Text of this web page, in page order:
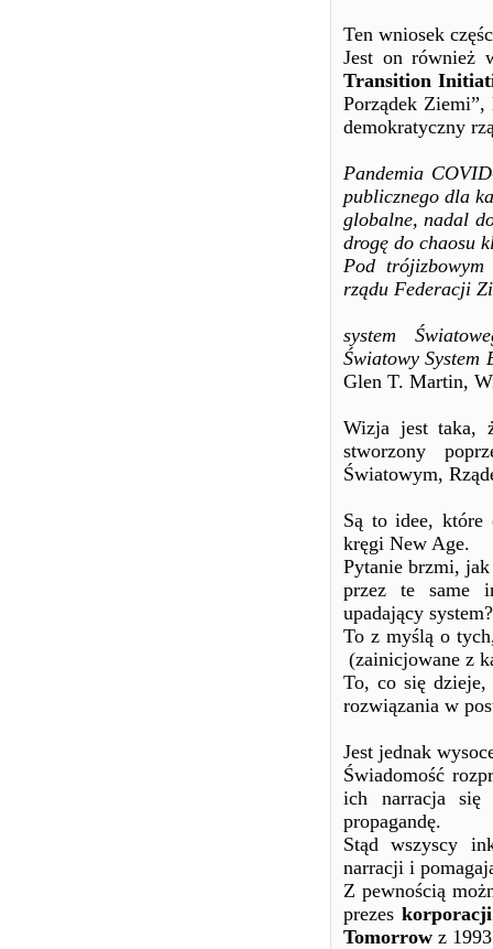
Ten wniosek
Jest on również
Transition
Porządek Ziemi”,
demokratyczny
Pandemia
publicznego dla
globalne, nadal
drogę do chaosu
Pod trójizbowym
rządu Federacji
system
Światowy
Glen T. Martin,
Wizja jest taka,
stworzony
Światowym,
Są to idee,
kręgi New Age.
Pytanie brzmi,
przez te same
upadający system?
To z myślą o
(zainicjowane z
To, co się dzieje,
rozwiązania w
Jest jednak
Świadomość
ich narracja się
propagandę.
Stąd wszyscy
narracji i
Z pewnością
prezes
Tomorrow z